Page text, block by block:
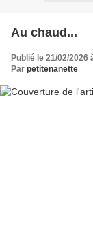
Au chaud...
Publié le 21/02/2026
Par petitenanette